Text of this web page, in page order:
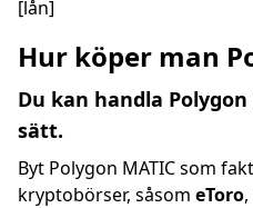
[lån]
Hur köper man
Du kan handla
sätt.
Byt Polygon MATIC som
kryptobörser, såsom eToro,